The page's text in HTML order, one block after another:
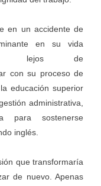
en un accidente de
en su vida
lejos de
con su proceso de
educación superior
administrativa,
para sostenerse
inglés.
que transformaría
de nuevo. Apenas